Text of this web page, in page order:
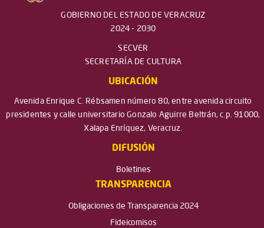
GOBIERNO DEL ESTADO DE VERACRUZ
2024 - 2030
SECVER
SECRETARÍA DE CULTURA
UBICACIÓN
Avenida Enrique C. Rébsamen número 80, entre avenida circuito
presidentes y calle universitario Gonzalo Aguirre Beltrán, c.p. 91000,
Xalapa Enríquez, Veracruz.
DIFUSIÓN
Boletines
TRANSPARENCIA
Obligaciones de Transparencia 2024
Fideicomisos